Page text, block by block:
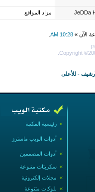
JeDDa مزاد المواقع
الآن » 10:28 AM
Copyright
- للأعلى
» رئيسية المكتبة
» أدوات الويب ماسترز
» أدوات المصممين
» سكربتات متنوعة
» مجلات إلكترونية
» بلوكات متنوعة